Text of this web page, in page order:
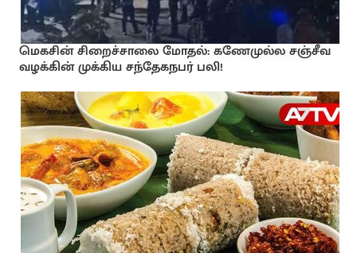
மெகசின் சிறைச்சாலை மோதல்: கணேமுல்ல சஞ்சீவ
வழக்கின் முக்கிய சந்தேகநபர் பலி!